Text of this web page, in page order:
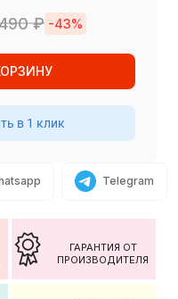
₽ -43%
в 1 клик
Telegram
ГАРАНТИЯ ОТ
ПРОИЗВОДИТЕЛЯ